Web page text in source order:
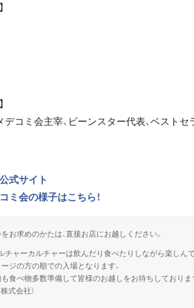
デコミ会主宰、ビーンスター代表、ベストセ
式サイト
ミ会の様子はこちら！
お求めのかたは、直接お店にお越しください。
チャーカルチャーは飲んだり食べたりしながら楽し
ジの方の順での入場となります。
食べ物多数準備して皆様のお越しをお待ちしておりま
式会社）